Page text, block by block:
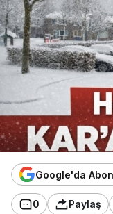
Google'da
0 Paylaş